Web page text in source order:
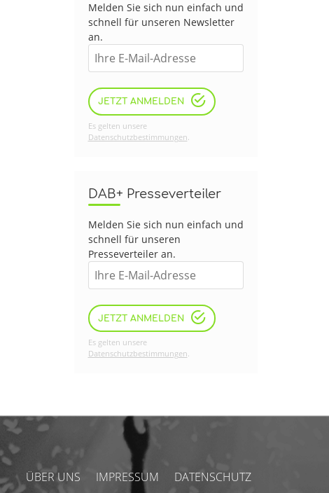
Melden Sie sich nun einfach und
schnell für unseren Newsletter
an.
JETZT ANMELDEN
Es gelten unsere
Datenschutzbestimmungen
DAB+ Presseverteiler
Melden Sie sich nun einfach und
schnell für unseren
Presseverteiler an.
JETZT ANMELDEN
Es gelten unsere
Datenschutzbestimmungen.
ÜBER UNS IMPRESSUM DATENSCHUTZ